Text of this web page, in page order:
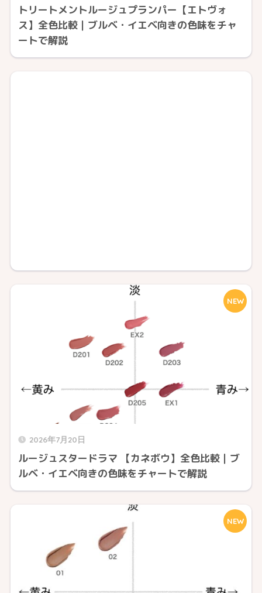
トリートメントルージュプランパー【エトヴォ
ス】全色比較｜ブルベ・イエベ向きの色味をチャ
ートで解説
2026年7月20日
ルージュスタードラマ 【カネボウ】全色比較｜ブ
ルベ・イエベ向きの色味をチャートで解説
NEW
NEW